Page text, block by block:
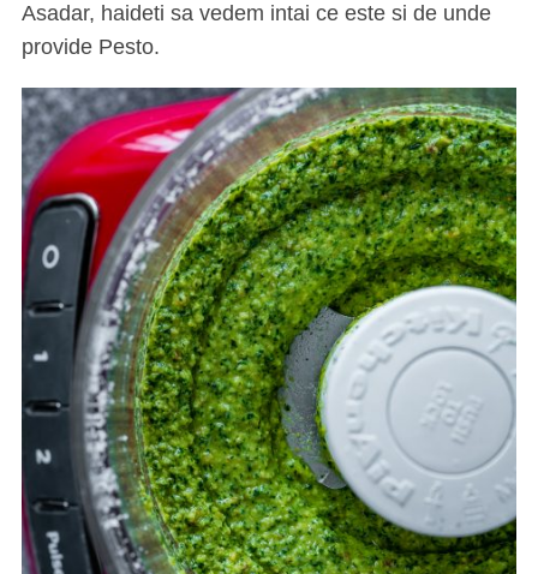
Asadar, haideti sa vedem intai ce este si de unde
provide Pesto.